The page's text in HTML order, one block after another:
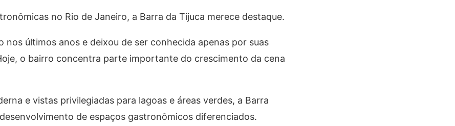
no Rio de Janeiro, a Barra da Tijuca merece destaque.
nos últimos anos e deixou de ser conhecida apenas por suas
o bairro concentra parte importante do crescimento da cena
e vistas privilegiadas para lagoas e áreas verdes, a Barra
de espaços gastronômicos diferenciados.